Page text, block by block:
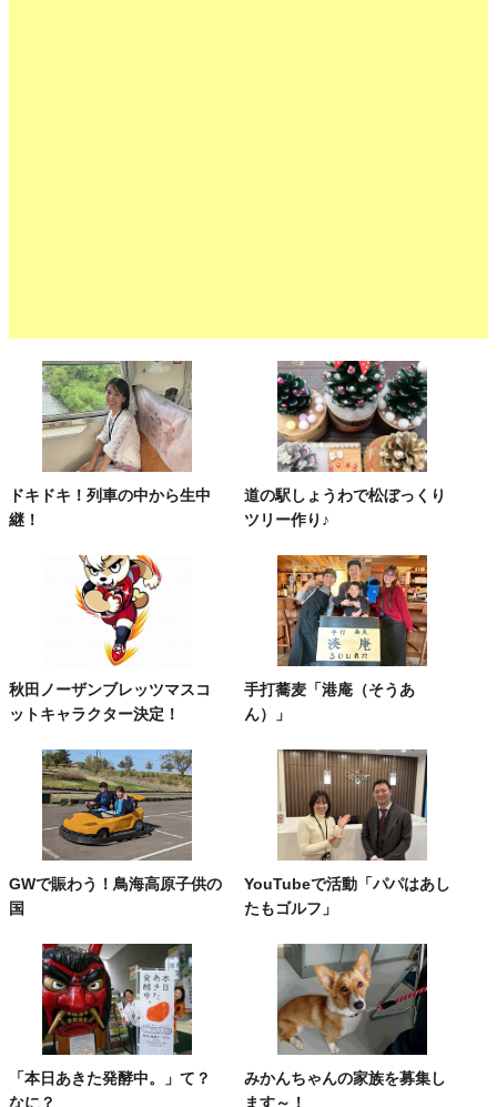
ドキドキ！列車の中から生中
継！
道の駅しょうわで松ぼっくり
ツリー作り♪
秋田ノーザンブレッツマスコ
ットキャラクター決定！
手打蕎麦「港庵（そうあ
ん）」
GWで賑わう！鳥海高原子供の
国
YouTubeで活動「パパはあし
たもゴルフ」
「本日あきた発酵中。」て？
なに？
みかんちゃんの家族を募集し
ます～！